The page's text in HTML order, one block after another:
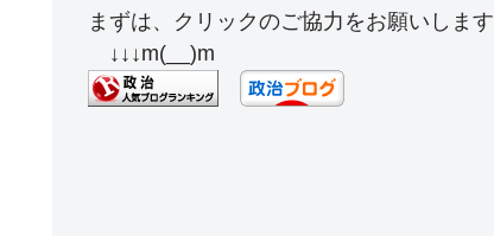
c
e
b
e
a
d
e
e
sk
y
ss e
まずは、クリックのご協力をお願いします
↓↓↓m(__)m